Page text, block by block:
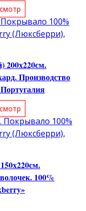
200х220см.
Производство
100%